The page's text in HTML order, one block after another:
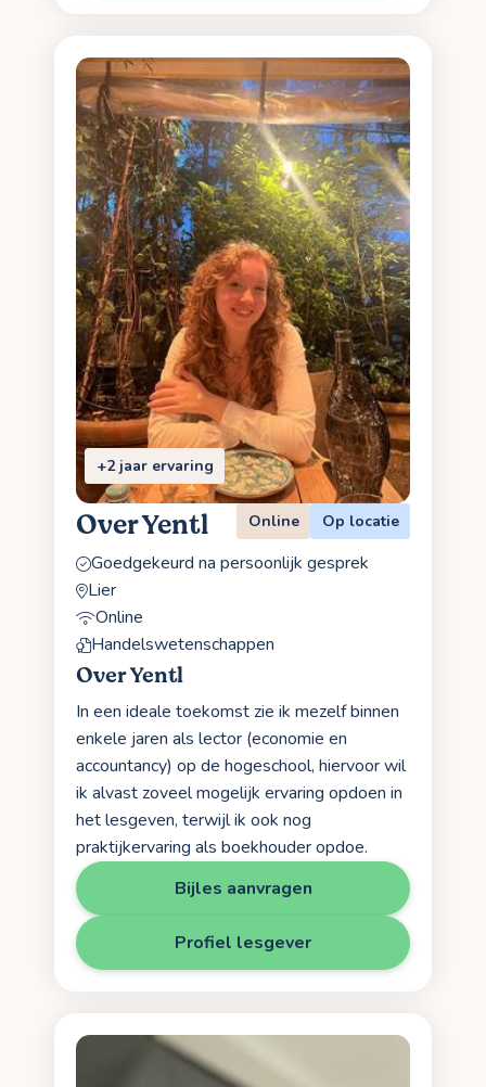
+2 jaar ervaring
Over Yentl Online Op locatie
Goedgekeurd na persoonlijk gesprek
Lier
Online
Handelswetenschappen
Over Yentl
In een ideale toekomst zie ik mezelf binnen
enkele jaren als lector (economie en
accountancy) op de hogeschool, hiervoor wil
ik alvast zoveel mogelijk ervaring opdoen in
het lesgeven, terwijl ik ook nog
praktijkervaring als boekhouder opdoe.
Bijles aanvragen
Profiel lesgever